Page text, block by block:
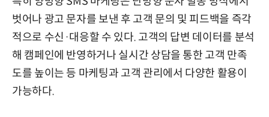
벗어나 광고 문자를 보낸 후 고객 문의 및 피드백을 즉각
적으로 수신·대응할 수 있다. 고객의 답변 데이터를 분석
해 캠페인에 반영하거나 실시간 상담을 통한 고객 만족
도를 높이는 등 마케팅과 고객 관리에서 다양한 활용이
가능하다.